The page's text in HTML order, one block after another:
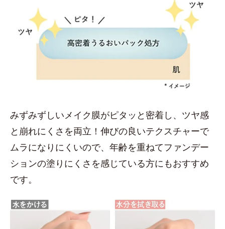
みずみずしいメイク膜がピタッと密着し、ツヤ感
と崩れにくさを両立！伸びの良いテクスチャーで
ムラになりにくいので、年齢を重ねてファンデー
ションの塗りにくさを感じている方にもおすすめ
です。